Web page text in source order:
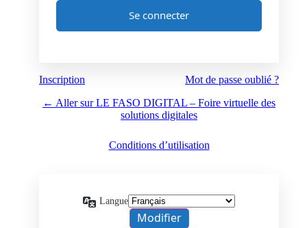
Inscription
Mot de passe oublié ?
← Aller sur LE FASO DIGITAL – Foire virtuelle des
solutions digitales
Conditions d’utilisation
Langue